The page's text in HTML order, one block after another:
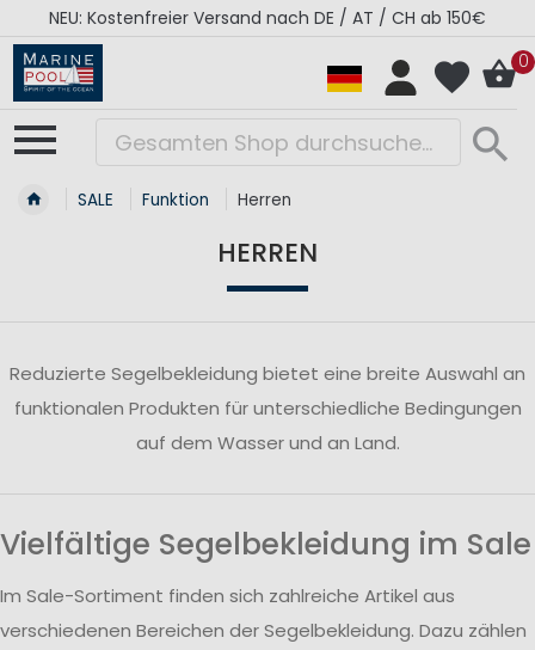
NEU: Kostenfreier Versand nach DE / AT / CH ab 150€
0
SALE Funktion Herren
HERREN
Reduzierte Segelbekleidung bietet eine breite Auswahl an
funktionalen Produkten für unterschiedliche Bedingungen
auf dem Wasser und an Land.
Vielfältige Segelbekleidung im Sale
Im Sale-Sortiment finden sich zahlreiche Artikel aus
verschiedenen Bereichen der Segelbekleidung. Dazu zählen